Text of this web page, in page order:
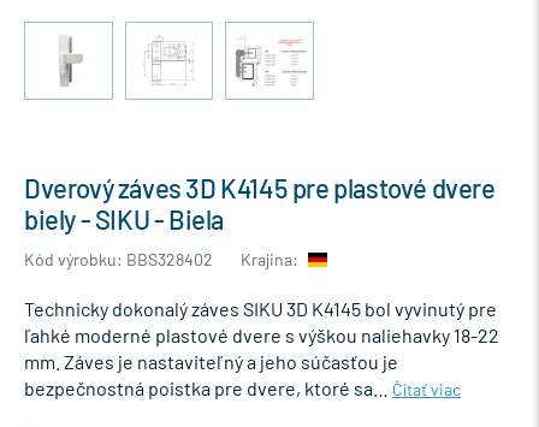
Dverový záves 3D K4145 pre plastové dvere
biely - SIKU - Biela
Kód výrobku: BBS328402 Krajina:
Technicky dokonalý záves SIKU 3D K4145 bol vyvinutý pre
ľahké moderné plastové dvere s výškou naliehavky 18-22
mm. Záves je nastaviteľný a jeho súčasťou je
bezpečnostná poistka pre dvere, ktoré sa…
Čítať viac